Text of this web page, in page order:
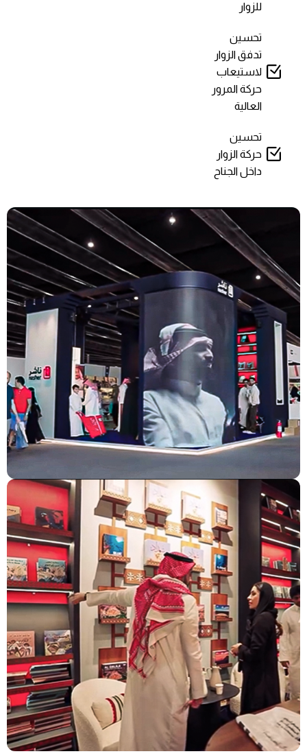
للزوار
تحسين
تدفق الزوار
لاستيعاب
حركة المرور
العالية
تحسين
حركة الزوار
داخل الجناح